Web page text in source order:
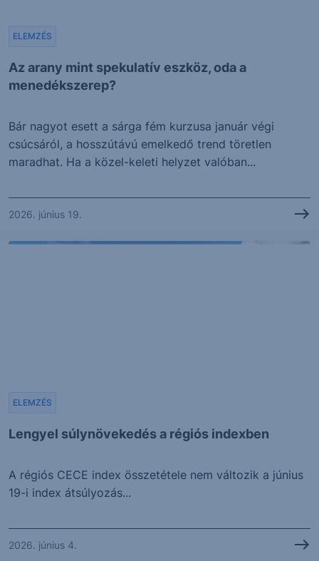
Az arany mint spekulatív eszköz, oda a
menedékszerep?
ELEMZÉS
Bár nagyot esett a sárga fém kurzusa január végi
csúcsáról, a hosszútávú emelkedő trend töretlen
maradhat. Ha a közel-keleti helyzet valóban...
2026. június 19.
Lengyel súlynövekedés a régiós indexben
ELEMZÉS
A régiós CECE index összetétele nem változik a június
19-i index átsúlyozás...
2026. június 4.